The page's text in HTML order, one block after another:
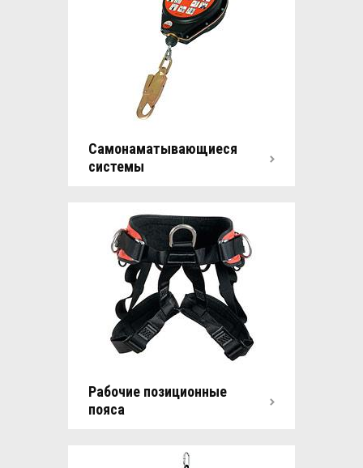
Самонаматывающиеся
системы
Рабочие позиционные
пояса